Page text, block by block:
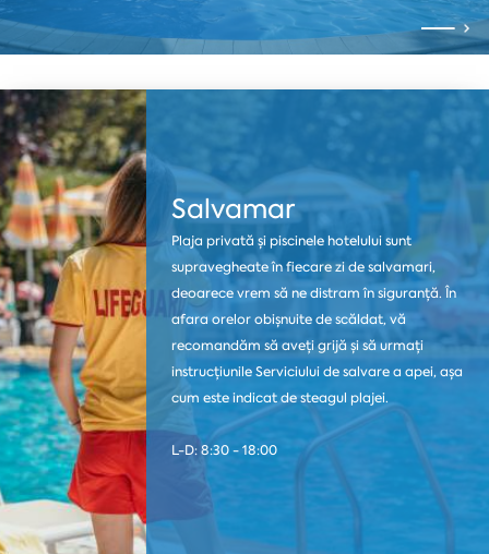
Salvamar
Plaja privată și piscinele hotelului sunt
supravegheate în fiecare zi de salvamari,
deoarece vrem să ne distram în siguranță. În
afara orelor obișnuite de scăldat, vă
recomandăm să aveți grijă și să urmați
instrucțiunile Serviciului de salvare a apei, așa
cum este indicat de steagul plajei.
L-D: 8:30 - 18:00